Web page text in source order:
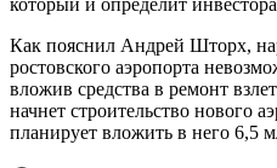
который и определит
Как пояснил Андрей Шторх,
ростовского аэропорта
вложив средства в ремонт
начнет строительство
планирует вложить в него 6,5